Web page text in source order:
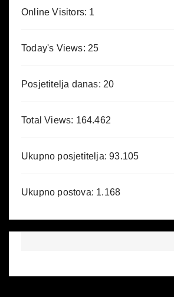
Online Visitors: 1
Today's Views: 25
Posjetitelja danas: 20
Total Views: 164.462
Ukupno posjetitelja:93.105
Ukupno postova: 1.168